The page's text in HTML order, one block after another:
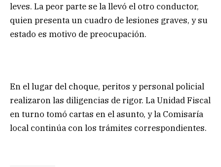
leves. La peor parte se la llevó el otro conductor,
quien presenta un cuadro de lesiones graves, y su
estado es motivo de preocupación.
En el lugar del choque, peritos y personal policial
realizaron las diligencias de rigor. La Unidad Fiscal
en turno tomó cartas en el asunto, y la Comisaría
local continúa con los trámites correspondientes.